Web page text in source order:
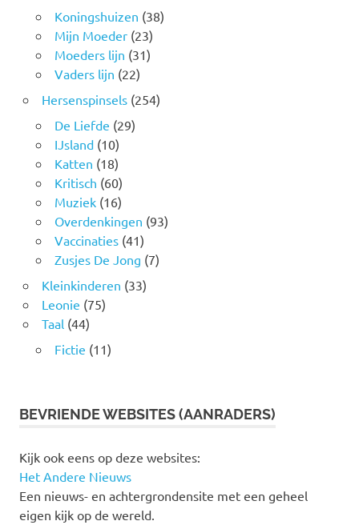
Koningshuizen (38)
Mijn Moeder(23)
Moeders lijn (31)
Vaders lijn (22)
Hersenspinsels(254)
De Liefde (29)
IJsland(10)
Katten (18)
Kritisch (60)
Muziek(16)
Overdenkingen (93)
Vaccinaties(41)
Zusjes De Jong (7)
Kleinkinderen (33)
Leonie (75)
Taal(44)
Fictie (11)
BEVRIENDE WEBSITES (AANRADERS)
Kijk ook eens op deze websites:
Het Andere Nieuws
Een nieuws- en achtergrondensite met een geheel
eigen kijk op de wereld.